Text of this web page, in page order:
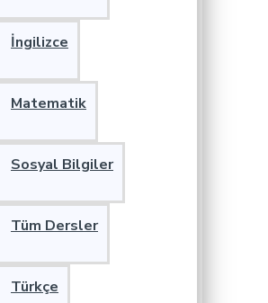
İngilizce
Matematik
Sosyal Bilgiler
Tüm Dersler
Türkçe